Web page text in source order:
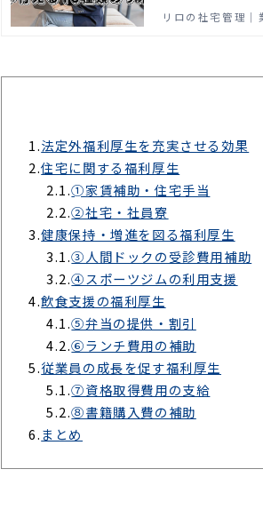
リロの社宅管理│
1.法定外福利厚生を充実させる効果
2.住宅に関する福利厚生
2.1.➀家賃補助・住宅手当
2.2.②社宅・社員寮
3.健康保持・増進を図る福利厚生
3.1.③人間ドックの受診費用補助
3.2.④スポーツジムの利用支援
4.飲食支援の福利厚生
4.1.⑤弁当の提供・割引
4.2.⑥ランチ費用の補助
5.従業員の成長を促す福利厚生
5.1.⑦資格取得費用の支給
5.2.⑧書籍購入費の補助
6.まとめ